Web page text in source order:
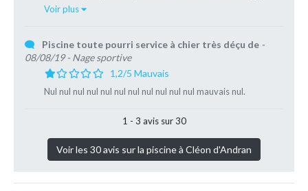
Voir plus
Piscine toute pourri service à chier très déçu de -
08/08/19- Nage sportive
1,2/5 Mauvais
Nul nul nul nul nul nul nul nul nul nul nul mauvais nul.
1 - 3 avis sur 30
Voir les 30 avis sur la piscine à Cléon d'Andran